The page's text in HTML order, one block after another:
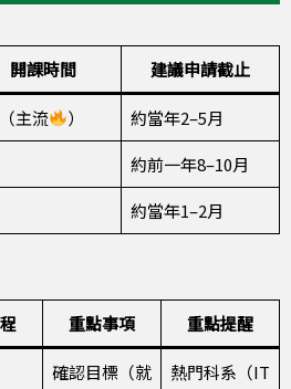
開課時間 建議申請截止
主流 ）
約當年2–5月
約前一年8–10月
約當年1–2月
重點事項 重點提醒
確認目標（就
熱門科系（IT